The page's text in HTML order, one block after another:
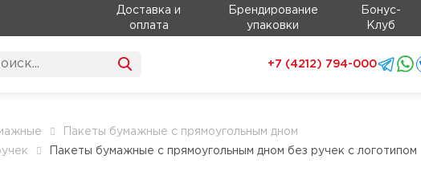
Доставка и
оплата
Брендирование
упаковки
Бонус-
Клуб
+7 (4212) 794-000
Пакеты бумажные с прямоугольным дном
Пакеты бумажные с прямоугольным дном без ручек с логотипом